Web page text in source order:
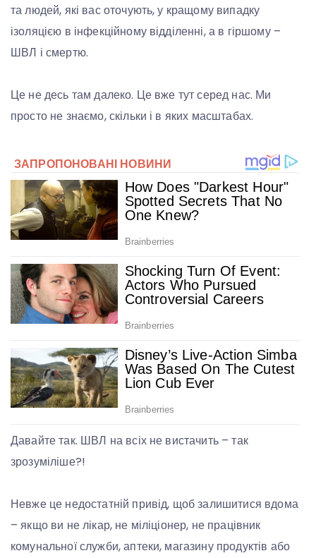
та людей, які вас оточують, у кращому випадку
ізоляцією в інфекційному відділенні, а в гіршому –
ШВЛ і смертю.
Це не десь там далеко. Це вже тут серед нас. Ми
просто не знаємо, скільки і в яких масштабах.
Давайте так. ШВЛ на всіх не вистачить – так
зрозуміліше?!
Невже це недостатній привід, щоб залишитися вдома
– якщо ви не лікар, не міліціонер, не працівник
комунальної служби, аптеки, магазину продуктів або